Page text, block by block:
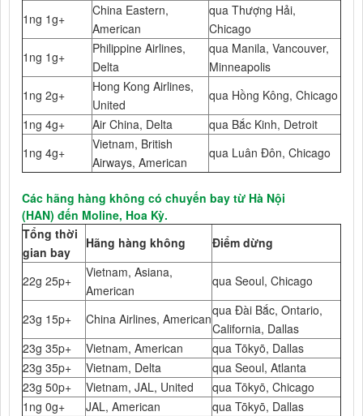
1ng 1g+
China Eastern,
American
qua Thượng Hải,
Chicago
1ng 1g+
Philippine Airlines,
Delta
qua Manila, Vancouver,
Minneapolis
1ng 2g+
Hong Kong Airlines,
United
qua Hồng Kông, Chicago
1ng 4g+
Air China, Delta
qua Bắc Kinh, Detroit
1ng 4g+
Vietnam, British
Airways, American
qua Luân Đôn, Chicago
Các hãng hàng không có chuyến bay từ Hà Nội
(HAN) đến Moline, Hoa Kỳ.
Tổng thời
gian bay
Hãng hàng không Điểm dừng
22g 25p+
Vietnam, Asiana,
American
qua Seoul, Chicago
23g 15p+ China Airlines, American
qua Đài Bắc, Ontario,
California, Dallas
23g 35p+
Vietnam, American
qua Tōkyō, Dallas
23g 35p+
Vietnam, Delta
qua Seoul, Atlanta
23g 50p+
Vietnam, JAL, United
qua Tōkyō, Chicago
1ng 0g+
JAL, American
qua Tōkyō, Dallas